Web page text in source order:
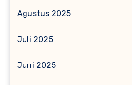
Agustus 2025
Juli 2025
Juni 2025